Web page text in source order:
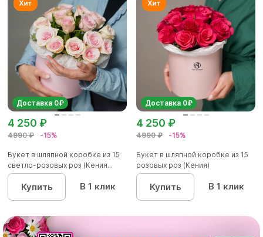
Доставка 0₽
4990 ₽ -15%
4 250 ₽
Букет в шляпной коробке из 15
светло-розовых роз (Кения...
Купить В 1 клик
Доставка 0₽
4990 ₽ -15%
4 250 ₽
Букет в шляпной коробке из 15
розовых роз (Кения)
Купить В 1 клик